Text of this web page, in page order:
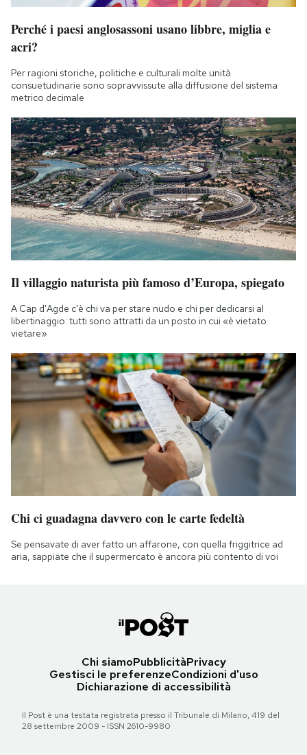
Perché i paesi anglosassoni usano libbre, miglia e
acri?
Per ragioni storiche, politiche e culturali molte unità
consuetudinarie sono sopravvissute alla diffusione del sistema
metrico decimale
Il villaggio naturista più famoso d’Europa, spiegato
A Cap d'Agde c'è chi va per stare nudo e chi per dedicarsi al
libertinaggio: tutti sono attratti da un posto in cui «è vietato
vietare»
Chi ci guadagna davvero con le carte fedeltà
Se pensavate di aver fatto un affarone, con quella friggitrice ad
aria, sappiate che il supermercato è ancora più contento di voi
Chi siamoPubblicitàPrivacy
Gestisci le preferenzeCondizioni d'uso
Dichiarazione di accessibilità
Il Post è una testata registrata presso il Tribunale di Milano, 419 del
28 settembre 2009 - ISSN 2610-9980